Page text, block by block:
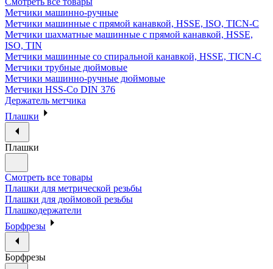
Метчики машинно-ручные
Метчики машинные с прямой канавкой, HSSE, ISO, TICN-C
Метчики шахматные машинные с прямой канавкой, HSSE,
ISO, TIN
Метчики машинные со спиральной канавкой, HSSE, TICN-C
Метчики трубные дюймовые
Метчики машинно-ручные дюймовые
Метчики HSS-Co DIN 376
Держатель метчика
Плашки
Плашки
Смотреть все товары
Плашки для метрической резьбы
Плашки для дюймовой резьбы
Плашкодержатели
Борфрезы
Борфрезы